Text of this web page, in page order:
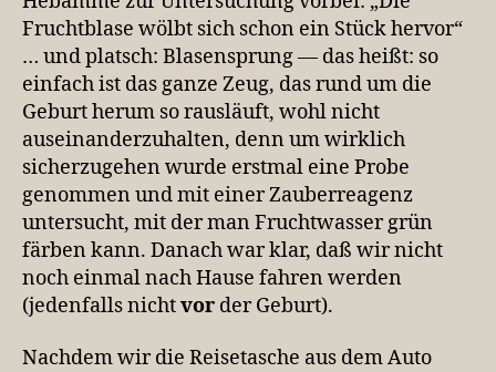
Fruchtblase wölbt sich schon ein Stück hervor“
… und platsch: Blasensprung — das heißt: so
einfach ist das ganze Zeug, das rund um die
Geburt herum so rausläuft, wohl nicht
auseinanderzuhalten, denn um wirklich
sicherzugehen wurde erstmal eine Probe
genommen und mit einer Zauberreagenz
untersucht, mit der man Fruchtwasser grün
färben kann. Danach war klar, daß wir nicht
noch einmal nach Hause fahren werden
(jedenfalls nichtvor der Geburt).
Nachdem wir die Reisetasche aus dem Auto